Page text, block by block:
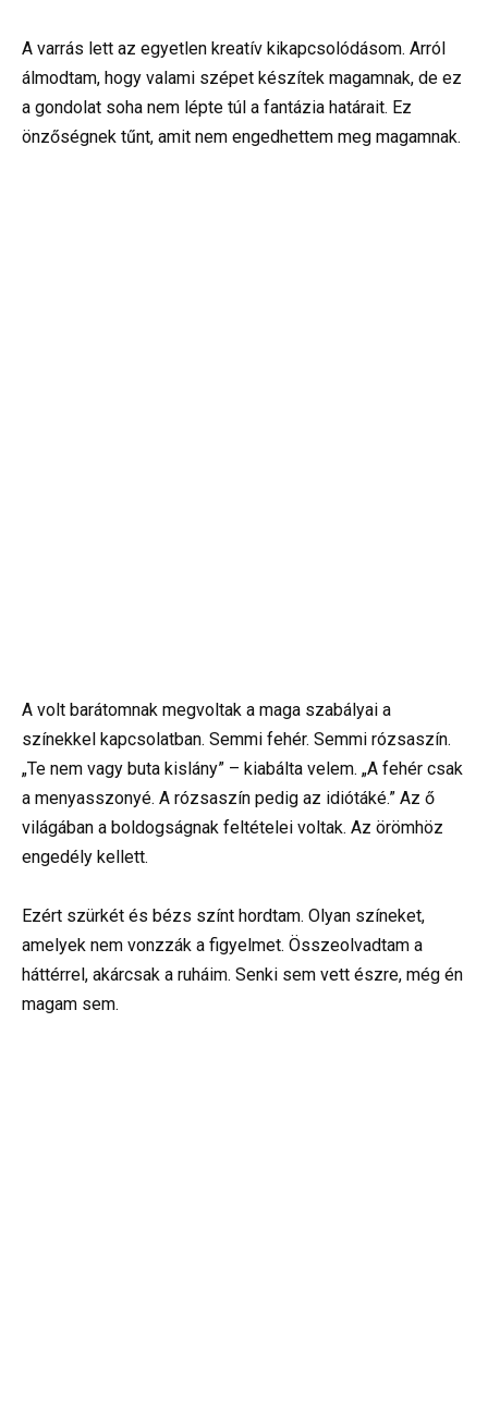
A varrás lett az egyetlen kreatív kikapcsolódásom. Arról
álmodtam, hogy valami szépet készítek magamnak, de ez
a gondolat soha nem lépte túl a fantázia határait. Ez
önzőségnek tűnt, amit nem engedhettem meg magamnak.
A volt barátomnak megvoltak a maga szabályai a
színekkel kapcsolatban. Semmi fehér. Semmi rózsaszín.
„Te nem vagy buta kislány” – kiabálta velem. „A fehér csak
a menyasszonyé. A rózsaszín pedig az idiótáké.” Az ő
világában a boldogságnak feltételei voltak. Az örömhöz
engedély kellett.
Ezért szürkét és bézs színt hordtam. Olyan színeket,
amelyek nem vonzzák a figyelmet. Összeolvadtam a
háttérrel, akárcsak a ruháim. Senki sem vett észre, még én
magam sem.